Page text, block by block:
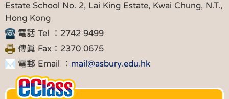
Estate School No. 2, Lai King Estate, Kwai Chung, N.T.,
Hong Kong
電話 Tel ：2742 9499
傳真 Fax：2370 0675
電郵 Email ： mail@asbury.edu.hk